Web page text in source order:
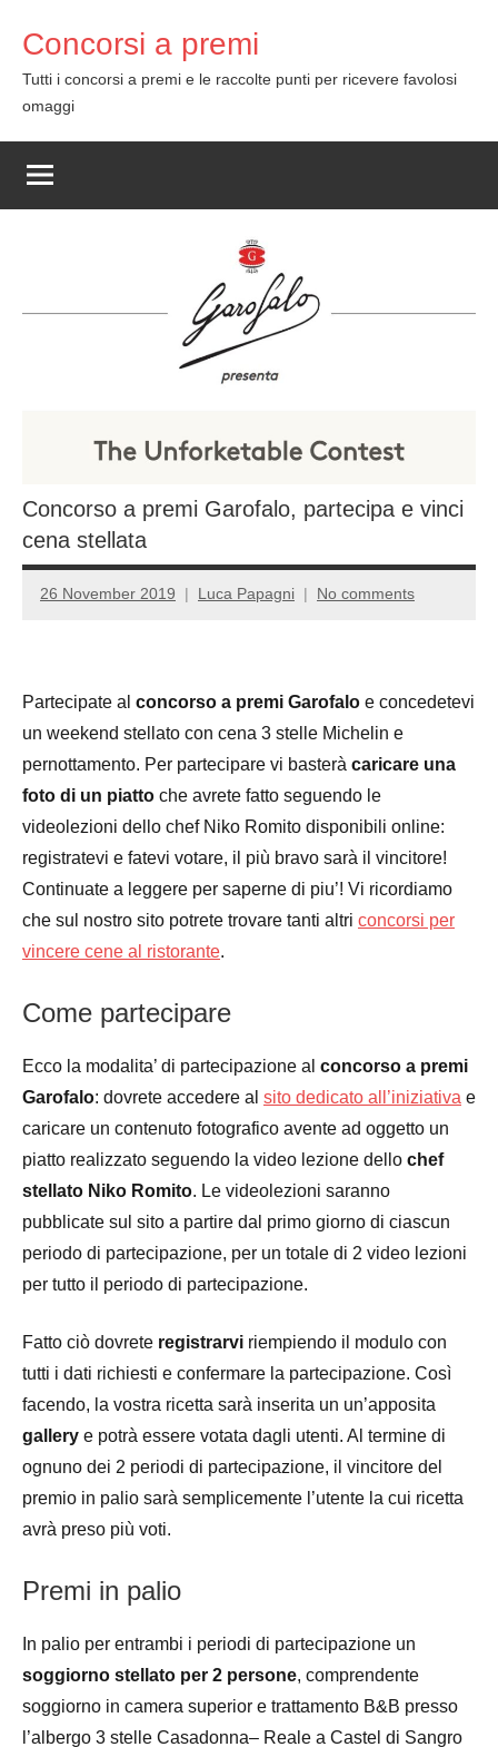
content
Concorsi a premi
Tutti i concorsi a premi e le raccolte punti per ricevere favolosi
omaggi
Concorso a premi Garofalo, partecipa e vinci
cena stellata
26 November 2019 Luca Papagni No comments
Partecipate al concorso a premi Garofalo e concedetevi
un weekend stellato con cena 3 stelle Michelin e
pernottamento. Per partecipare vi basterà caricare una
foto di un piatto che avrete fatto seguendo le
videolezioni dello chef Niko Romito disponibili online:
registratevi e fatevi votare, il più bravo sarà il vincitore!
Continuate a leggere per saperne di piu’! Vi ricordiamo
che sul nostro sito potrete trovare tanti altri concorsi per
vincere cene al ristorante.
Come partecipare
Ecco la modalita’ di partecipazione al concorso a premi
Garofalo: dovrete accedere al sito dedicato all’iniziativa e
caricare un contenuto fotografico avente ad oggetto un
piatto realizzato seguendo la video lezione dello chef
stellato Niko Romito. Le videolezioni saranno
pubblicate sul sito a partire dal primo giorno di ciascun
periodo di partecipazione, per un totale di 2 video lezioni
per tutto il periodo di partecipazione.
Fatto ciò dovrete registrarvi riempiendo il modulo con
tutti i dati richiesti e confermare la partecipazione. Così
facendo, la vostra ricetta sarà inserita un un’apposita
gallery e potrà essere votata dagli utenti. Al termine di
ognuno dei 2 periodi di partecipazione, il vincitore del
premio in palio sarà semplicemente l’utente la cui ricetta
avrà preso più voti.
Premi in palio
In palio per entrambi i periodi di partecipazione un
soggiorno stellato per 2 persone, comprendente
soggiorno in camera superior e trattamento B&B presso
l’albergo 3 stelle Casadonna– Reale a Castel di Sangro